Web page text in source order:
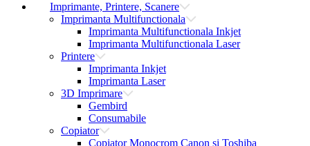
Imprimante, Printere, Scanere
Imprimanta Multifunctionala
Imprimanta Multifunctionala Inkjet
Imprimanta Multifunctionala Laser
Printere
Imprimanta Inkjet
Imprimanta Laser
3D Imprimare
Gembird
Consumabile
Copiator
Copiator Monocrom Canon si Toshiba